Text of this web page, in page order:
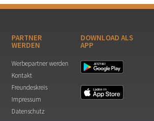
PARTNER
WERDEN
Werbepartner werden
Kontakt
Freundeskreis
Impressum
Datenschutz
DOWNLOAD ALS
APP